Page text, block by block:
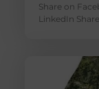
Share on
LinkedIn Share